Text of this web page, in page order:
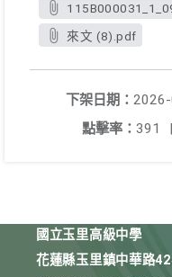
來文 (8).pdf
下架日期：
點擊率： 391 |
國立玉里高級中學
花蓮縣玉里鎮中華路